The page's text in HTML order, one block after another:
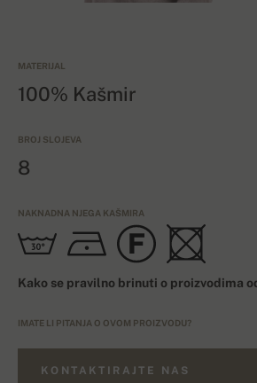
MATERIJAL
100% Kašmir
BROJ SLOJEVA
8
NAKNADNA NJEGA KAŠMIRA
Kako se pravilno brinuti o proizvodima
IMATE LI PITANJA O OVOM PROIZVODU?
KONTAKTIRAJTE NAS